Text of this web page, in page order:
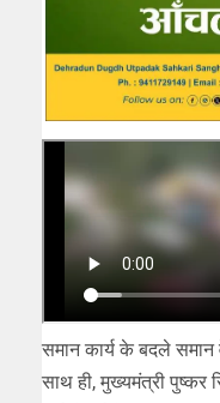
समान कार्य के बदले समान
साथ ही, मुख्यमंत्री पुष्कर